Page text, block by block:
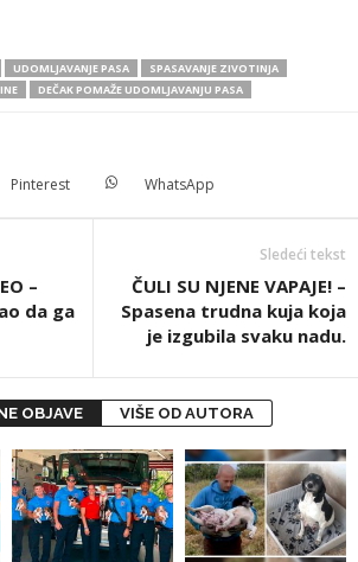
UDOMLJAVANJE PASA
SPASAVANJE ZIVOTINJA
DEČAK POMAŽE UDOMLJAVANJU PASA
Pinterest WhatsApp
–
da ga
Sledeći tekst
ČULI SU NJENE VAPAJE! –
Spasena trudna kuja koja
je izgubila svaku nadu.
OBJAVE VIŠE OD AUTORA